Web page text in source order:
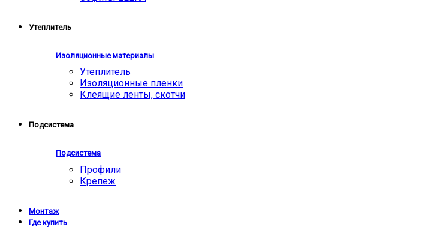
Утеплитель
Изоляционные материалы
Утеплитель
Изоляционные пленки
Клеящие ленты, скотчи
Подсистема
Подсистема
Профили
Крепеж
Монтаж
Где купить